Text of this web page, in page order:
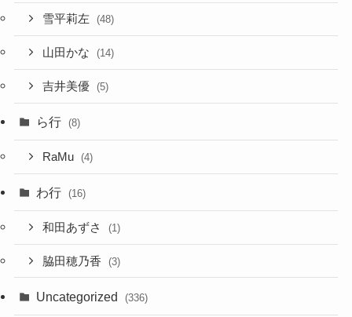
雪平莉左 (48)
山田かな (14)
吉井美優 (5)
ら行 (8)
RaMu (4)
わ行 (16)
和田あずさ (1)
脇田穂乃香 (3)
Uncategorized (336)